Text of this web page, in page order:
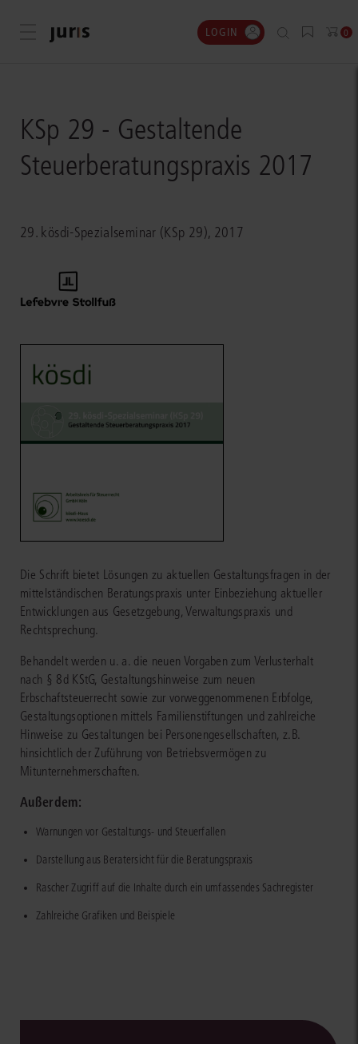
Menü öffnen LOGIN 0
KSp 29 - Gestaltende
Steuerberatungspraxis 2017
29. kösdi-Spezialseminar (KSp 29), 2017
Die Schrift bietet Lösungen zu aktuellen Gestaltungsfragen in der
mittelständischen Beratungspraxis unter Einbeziehung aktueller
Entwicklungen aus Gesetzgebung, Verwaltungspraxis und
Rechtsprechung.
Behandelt werden u. a. die neuen Vorgaben zum Verlusterhalt
nach § 8d KStG, Gestaltungshinweise zum neuen
Erbschaftsteuerrecht sowie zur vorweggenommenen Erbfolge,
Gestaltungsoptionen mittels Familienstiftungen und zahlreiche
Hinweise zu Gestaltungen bei Personengesellschaften, z.B.
hinsichtlich der Zuführung von Betriebsvermögen zu
Mitunternehmerschaften.
Außerdem:
Warnungen vor Gestaltungs- und Steuerfallen
Darstellung aus Beratersicht für die Beratungspraxis
Rascher Zugriff auf die Inhalte durch ein umfassendes Sachregister
Zahlreiche Grafiken und Beispiele